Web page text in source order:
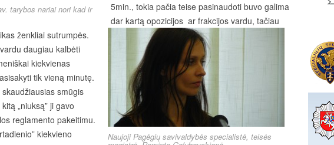
tarybos nariai nori kad ir
Naujoji Pagėgių savivaldybės specialistė, teisės
5min., tokia pačia teise pasinaudoti buvo galima
dar kartą opozicijos ar frakcijos vardu, tačiau
ženkliai sutrumpės.
daugiau kalbėti
kiekvienas
tik vieną minutę.
smūgis
„niuksą” ji gavo
reglamento pakeitimu.
kiekvieno